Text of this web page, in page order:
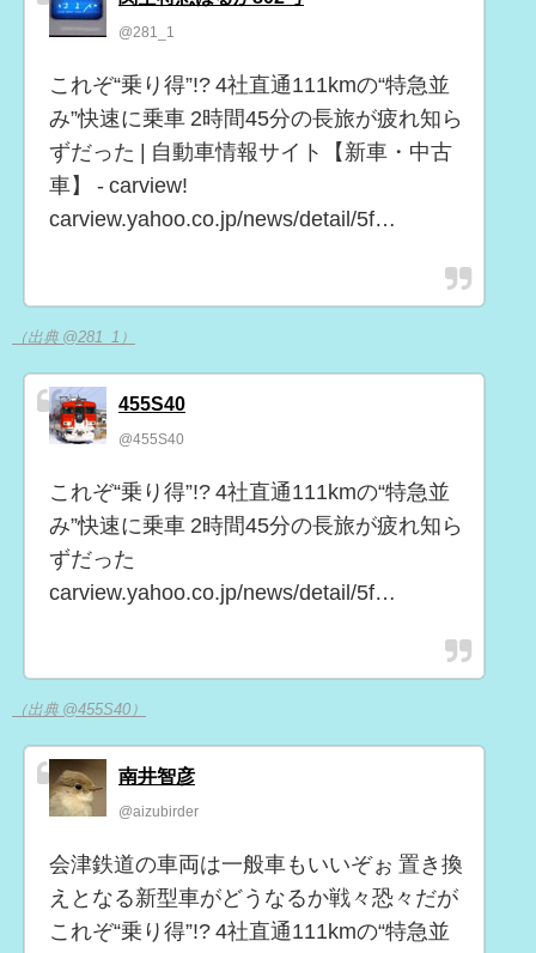
@281_1
これぞ“乗り得”!? 4社直通111kmの“特急並
み”快速に乗車 2時間45分の長旅が疲れ知ら
ずだった | 自動車情報サイト【新車・中古
車】 - carview!
carview.yahoo.co.jp/news/detail/5f…
（出典 @281_1）
455S40
@455S40
これぞ“乗り得”!? 4社直通111kmの“特急並
み”快速に乗車 2時間45分の長旅が疲れ知ら
ずだった
carview.yahoo.co.jp/news/detail/5f…
（出典 @455S40）
南井智彦
@aizubirder
会津鉄道の車両は一般車もいいぞぉ 置き換
えとなる新型車がどうなるか戦々恐々だが
これぞ“乗り得”!? 4社直通111kmの“特急並